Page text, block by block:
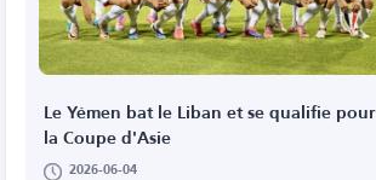
Le Yémen bat le Liban et se qualifie pour
la Coupe d'Asie
2026-06-04